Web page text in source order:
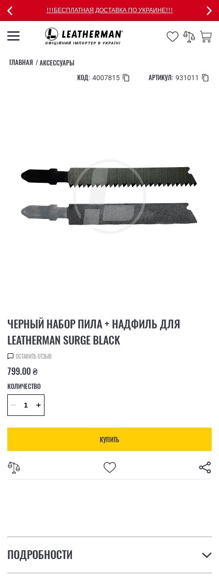
!!!БЕСПЛАТНАЯ ДОСТАВКА ПО УКРАИНЕ!!!
ГЛАВНАЯ
АКСЕССУАРЫ
КОД: 4007815 АРТИКУЛ: 931011
ЧЕРНЫЙ НАБОР ПИЛА + НАДФИЛЬ ДЛЯ
LEATHERMAN SURGE BLACK
ОСТАВИТЬ ОТЗЫВ
799.00 ₴
КОЛИЧЕСТВО
КУПИТЬ
ПОДРОБНОСТИ